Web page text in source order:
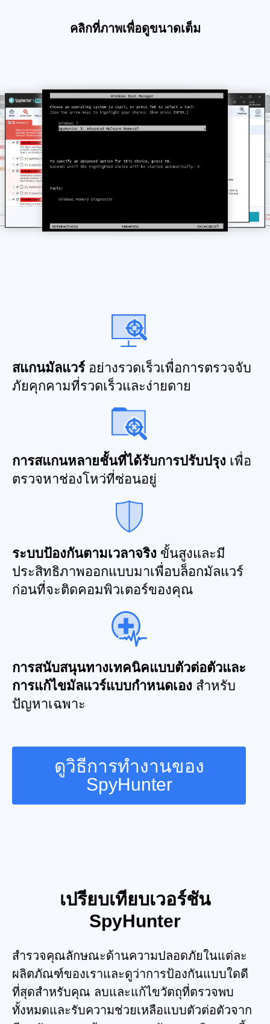
คลิกที่ภาพเพื่อดูขนาดเต็ม
สแกนมัลแวร์ อย่างรวดเร็วเพื่อการตรวจจับ
ภัยคุกคามที่รวดเร็วและง่ายดาย
การสแกนหลายชั้นที่ได้รับการปรับปรุง เพื่อ
ตรวจหาช่องโหว่ที่ซ่อนอยู่
ระบบป้องกันตามเวลาจริง ขั้นสูงและมี
ประสิทธิภาพออกแบบมาเพื่อบล็อกมัลแวร์
ก่อนที่จะติดคอมพิวเตอร์ของคุณ
การสนับสนุนทางเทคนิคแบบตัวต่อตัวและ
การแก้ไขมัลแวร์แบบกำหนดเอง สำหรับ
ปัญหาเฉพาะ
ดูวิธีการทำงานของ
SpyHunter
เปรียบเทียบเวอร์ชัน
SpyHunter
สำรวจคุณลักษณะด้านความปลอดภัยในแต่ละ
ผลิตภัณฑ์ของเราและดูว่าการป้องกันแบบใดดี
ที่สุดสำหรับคุณ ลบและแก้ไขวัตถุที่ตรวจพบ
ทั้งหมดและรับความช่วยเหลือแบบตัวต่อตัวจาก